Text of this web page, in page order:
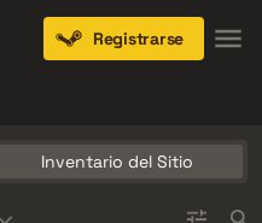
Registrarse
Inventario del Sitio